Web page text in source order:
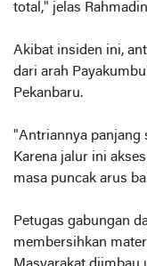
total," jelas
Akibat insiden ini,
dari arah
Pekanbaru.
"Antriannya panjang
Karena jalur ini
masa puncak arus
Petugas gabungan
membersihkan